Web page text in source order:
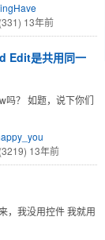
13年前
Edit是共用同一
吗？ 如题，说下你们
13年前
，我没用控件 我就用